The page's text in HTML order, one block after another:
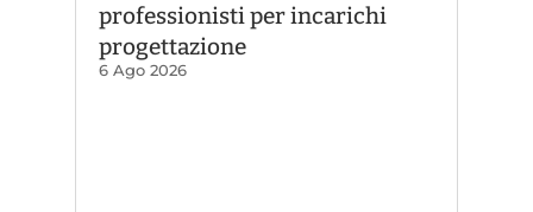
professionisti per incarichi
progettazione
6 Ago 2026